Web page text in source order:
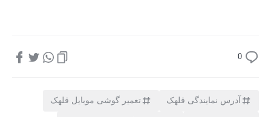
0
آدرس نمایندگی قلهک تعمیر گوشی موبایل قلهک